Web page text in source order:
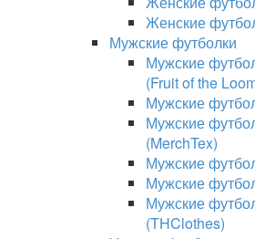
Женские
Мужские футболки
Мужские
(Fruit of the
Мужские
Мужские
(MerchTex)
Мужские
Мужские
Мужские
(THClothes)